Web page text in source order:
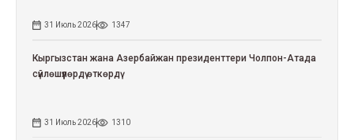
31 Июль 2026 1347
Кыргызстан жана Азербайжан президенттери Чолпон-Атада
сүйлөшүүлөрдү өткөрдү
31 Июль 2026 1310